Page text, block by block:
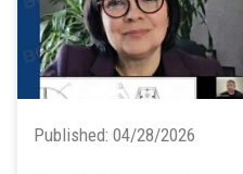
Published: 04/28/2026